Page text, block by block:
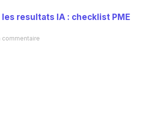
resultats IA : checklist PME
commentaire